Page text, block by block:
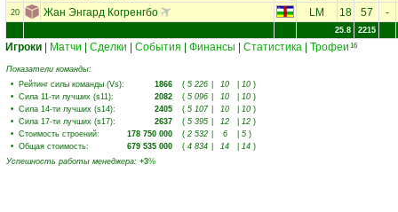
20 Жан Энгард Когренгбо LM 18 57 -
25.8 2215
Игроки Матчи Сделки События Финансы Статистика Трофеи 16
Показатели команды:
• Рейтинг силы команды (Vs): 1866 ( 5 226 10 10 )
• Сила 11-ти лучших (s11): 2082 ( 5 096 10 10 )
• Сила 14-ти лучших (s14): 2405 ( 5 107 10 10 )
• Сила 17-ти лучших (s17): 2637 ( 5 395 12 12 )
• Стоимость строений: 178 750 000 ( 2 532 6 5 )
• Общая стоимость: 679 535 000 ( 4 834 14 14 )
Успешность работы менеджера: +3%